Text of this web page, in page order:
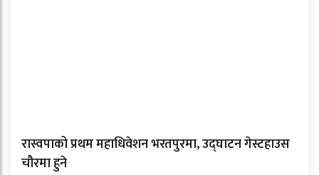
रास्वपाको प्रथम महाधिवेशन भरतपुरमा, उद्घाटन गेस्टहाउस
चौरमा हुने